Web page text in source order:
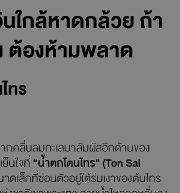
บริเวณโดยรอบยังเต็มไปด้วยโขดหิน
บ” ที่กลายเป็นแลนด์มาร์กถ่ายรูปสุดฮิต
ชาติแห่งนี้ไม่เพียงแค่ถ่ายรูปสวย แต่ยัง
ดวันเที่ยวได้อย่างสมบูรณ์
ใกล้หาดกล้วย ถ้า
ต้องห้ามพลาด